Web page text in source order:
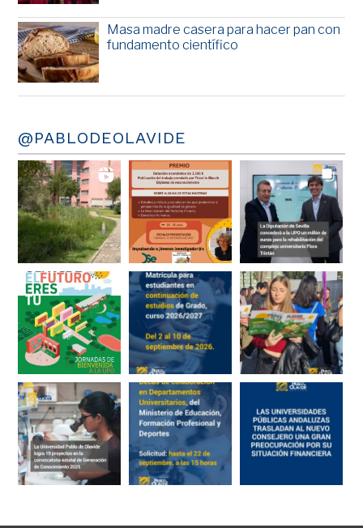
Masa madre casera para hacer pan con
fundamento científico
@PABLODEOLAVIDE